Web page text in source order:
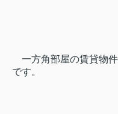
一方角部屋の賃貸物
です。